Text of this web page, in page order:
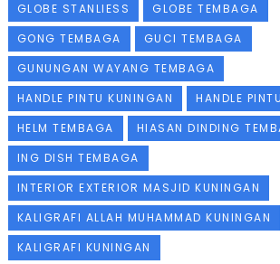
GLOBE STANLIESS
GLOBE TEMBAGA
GONG TEMBAGA
GUCI TEMBAGA
GUNUNGAN WAYANG TEMBAGA
HANDLE PINTU KUNINGAN
HANDLE
HELM TEMBAGA
HIASAN DINDING
ING DISH TEMBAGA
INTERIOR EXTERIOR MASJID KUNINGAN
KALIGRAFI ALLAH MUHAMMAD KUNINGAN
KALIGRAFI KUNINGAN